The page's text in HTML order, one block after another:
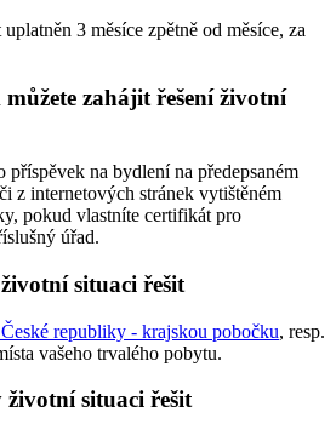
3 měsíce zpětně od měsíce, za
zahájit řešení životní
příspěvek na bydlení na předepsaném
z internetových stránek vytištěném
pokud vlastníte certifikát pro
úřad.
situaci řešit
republiky - krajskou pobočku, resp.
vašeho trvalého pobytu.
situaci řešit